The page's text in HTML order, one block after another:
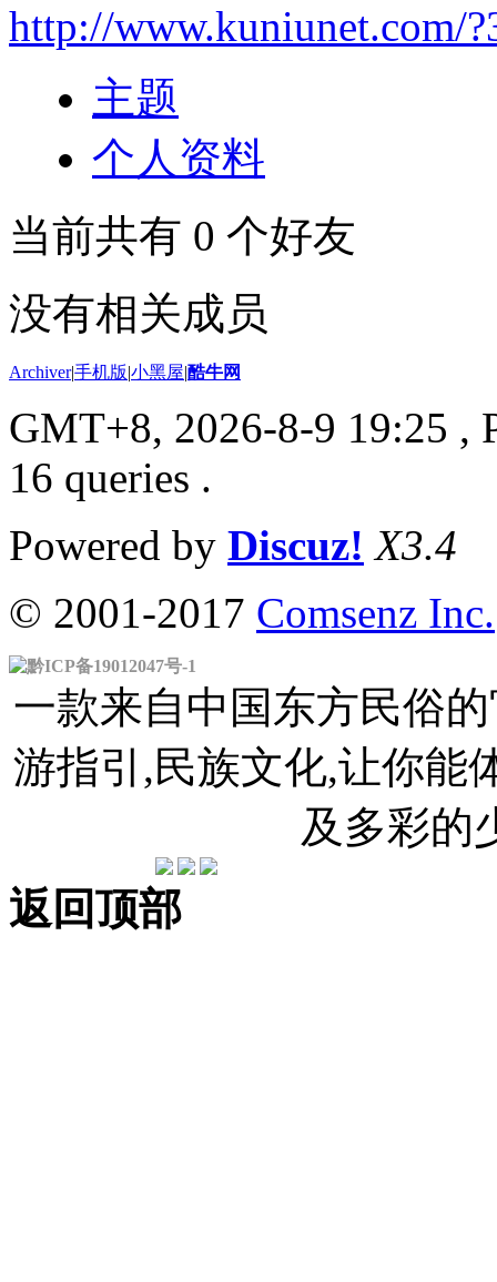
http://www.kuniunet.com/
主题
个人资料
当前共有 0 个好友
没有相关成员
Archiver|手机版|小黑屋|酷牛网
GMT+8, 2026-8-9 19:25 ,
16 queries .
Powered by Discuz! X3.4
© 2001-2017 Comsenz Inc.
黔ICP备19012047号-1
一款来自中国东方民俗
游指引,民族文化,让你能
及多彩的
返回顶部